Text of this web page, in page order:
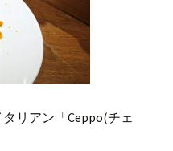
リアン「Ceppo(チェ